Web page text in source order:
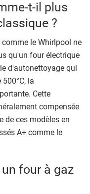
t-il plus
?
le Whirlpool ne
qu'un four électrique
d'autonettoyage qui
la
Cette
compensée
de ces modèles en
A+ comme le
four à gaz